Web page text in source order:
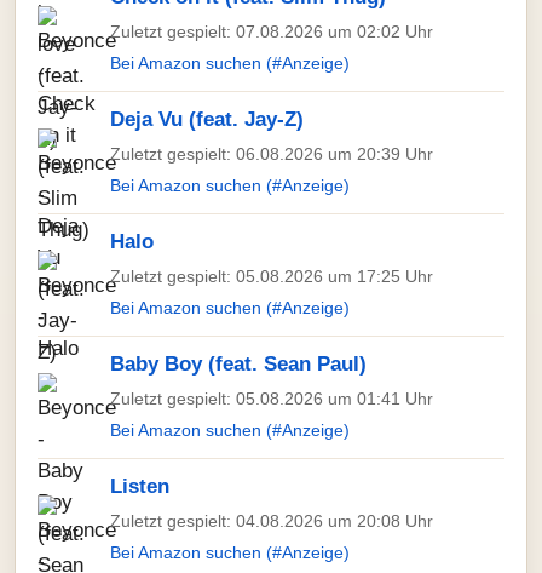
Zuletzt gespielt: 07.08.2026 um 02:02 Uhr
Bei Amazon suchen (#Anzeige)
Deja Vu (feat. Jay-Z)
Zuletzt gespielt: 06.08.2026 um 20:39 Uhr
Bei Amazon suchen (#Anzeige)
Halo
Zuletzt gespielt: 05.08.2026 um 17:25 Uhr
Bei Amazon suchen (#Anzeige)
Baby Boy (feat. Sean Paul)
Zuletzt gespielt: 05.08.2026 um 01:41 Uhr
Bei Amazon suchen (#Anzeige)
Listen
Zuletzt gespielt: 04.08.2026 um 20:08 Uhr
Bei Amazon suchen (#Anzeige)